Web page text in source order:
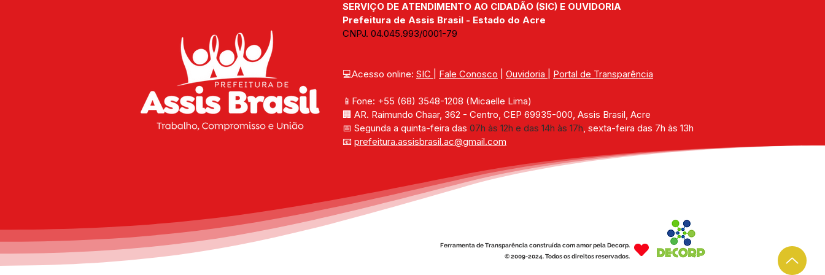
SERVIÇO DE ATENDIMENTO AO CIDADÃO (SIC) E OUVIDORIA
Prefeitura de Assis Brasil - Estado do Acre
CNPJ. 04.045.993/0001-79
💻Acesso online: SIC Fale Conosco Ouvidoria Portal de Transparência
📱Fone: +55 (68) 3548-1208 (Micaelle Lima)
🏢 AR. Raimundo Chaar, 362 - Centro, CEP 69935-000, Assis Brasil, Acre
📅 Segunda a quinta-feira das 07h às 12h e das 14h às 17h, sexta-feira das 7h às 13h
📧 prefeitura.assisbrasil.ac@gmail.com
Ferramenta de Transparência construída com amor pela Decorp.
© 2009-2024. Todos os direitos reservados.